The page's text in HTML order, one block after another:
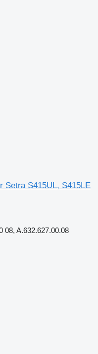
Setra S415UL, S415LE
08, A.632.627.00.08